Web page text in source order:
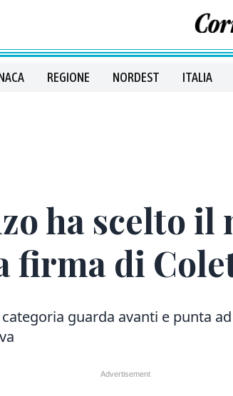
REGIONE NORDEST ITALIA
ha scelto
firma di
categoria guarda avanti e punta